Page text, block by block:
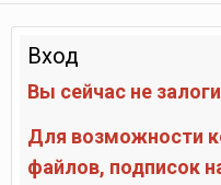
Вход
Вы сейчас не
Для возможности
файлов, подписок